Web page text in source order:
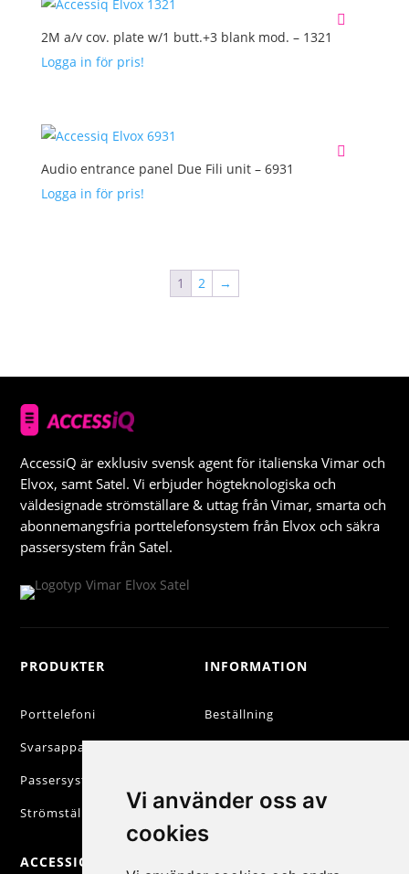
Vi använder oss av
cookies
2M a/v cov. plate w/1 butt.+3 blank mod. – 1321
Logga in för pris!
Audio entrance panel Due Fili unit – 6931
Logga in för pris!
1 2 →
AccessiQ är exklusiv svensk agent för italienska Vimar och
Elvox, samt Satel. Vi erbjuder högteknologiska och
väldesignade strömställare & uttag från Vimar, smarta och
abonnemangsfria porttelefonsystem från Elvox och säkra
passersystem från Satel.
PRODUKTER
Porttelefoni
Svarsapparater
Passersystem
Strömställare & Uttag
ACCESSIQ
INFORMATION
Beställning
Personuppgiftspolicy